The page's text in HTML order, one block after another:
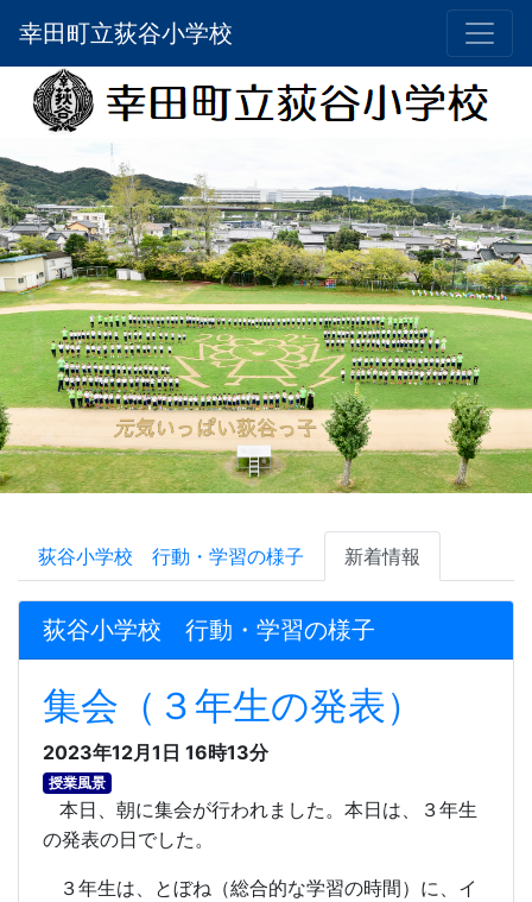
幸田町立荻谷小学校
荻谷小学校 行動・学習の様子 新着情報
荻谷小学校 行動・学習の様子
集会（３年生の発表）
2023年12月1日 16時13分
授業風景
本日、朝に集会が行われました。本日は、３年生
の発表の日でした。
３年生は、とぼね（総合的な学習の時間）に、イ